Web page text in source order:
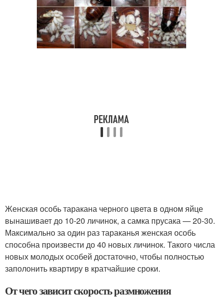
Женская особь таракана черного цвета в одном яйце
вынашивает до 10-20 личинок, а самка прусака — 20-30.
Максимально за один раз тараканья женская особь
способна произвести до 40 новых личинок. Такого числа
новых молодых особей достаточно, чтобы полностью
заполонить квартиру в кратчайшие сроки.
От чего зависит скорость размножения